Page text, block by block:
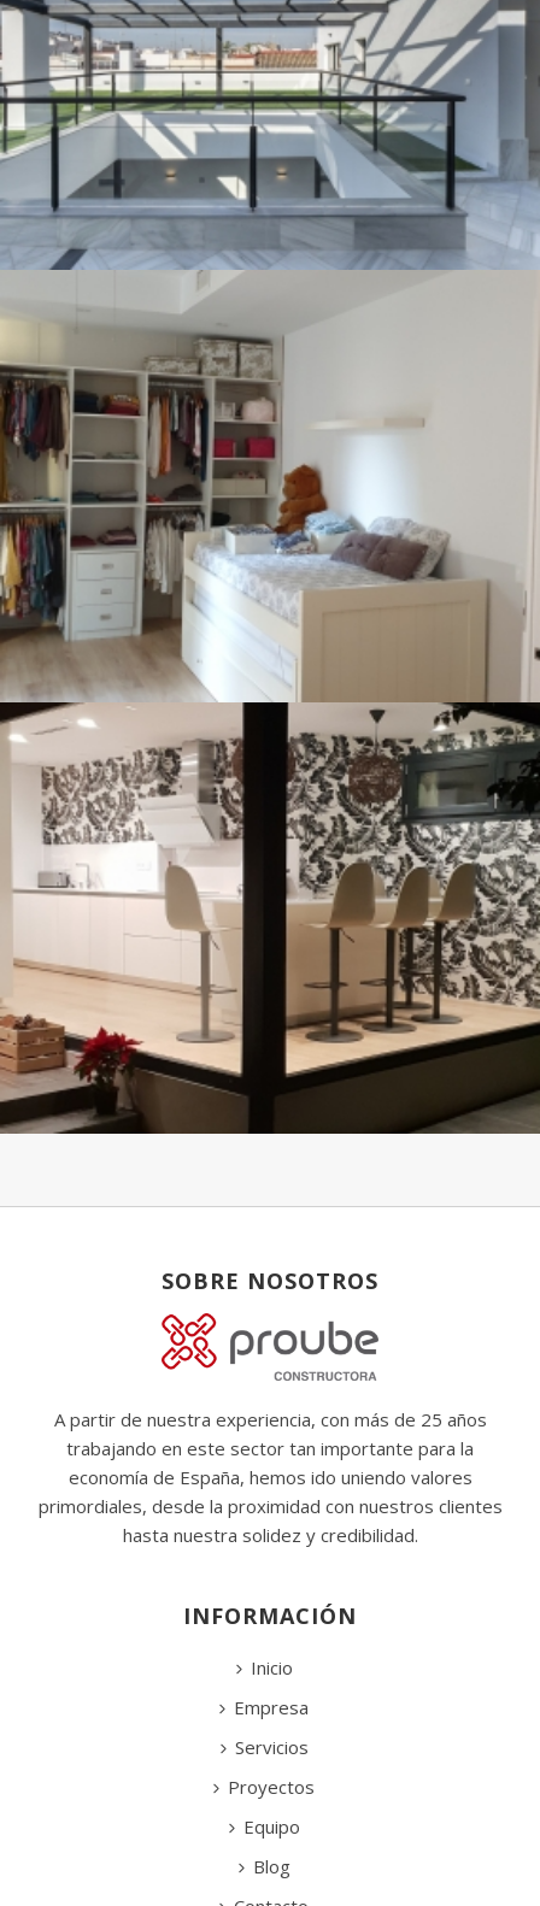
SOBRE NOSOTROS
A partir de nuestra experiencia, con más de 25 años
trabajando en este sector tan importante para la
economía de España, hemos ido uniendo valores
primordiales, desde la proximidad con nuestros clientes
hasta nuestra solidez y credibilidad.
INFORMACIÓN
Inicio
Empresa
Servicios
Proyectos
Equipo
Blog